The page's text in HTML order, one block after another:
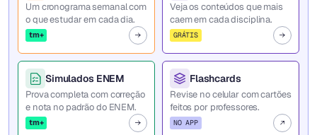
Um cronograma semanal com
o que estudar em cada dia.
tm+
Veja os conteúdos que mais
caem em cada disciplina.
GRÁTIS
Simulados ENEM
Prova completa com correção
e nota no padrão do ENEM.
tm+
Flashcards
Revise no celular com cartões
feitos por professores.
NO APP